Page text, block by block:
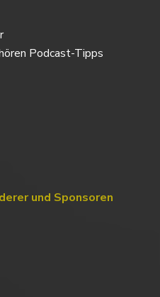
Podcast-Tipps
und Sponsoren